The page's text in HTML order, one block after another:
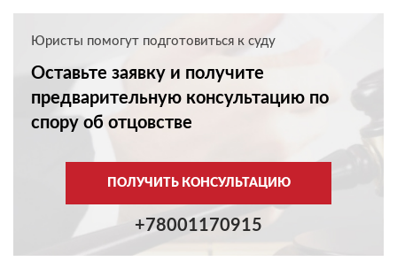
Юристы помогут подготовиться к суду
Оставьте заявку и получите
предварительную консультацию по
спору об отцовстве
ПОЛУЧИТЬ КОНСУЛЬТАЦИЮ
+78001170915